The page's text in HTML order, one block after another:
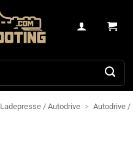
Ladepresse / Autodrive > Autodrive /